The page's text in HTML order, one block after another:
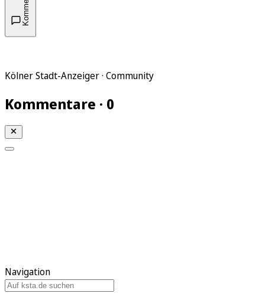
Kölner Stadt-Anzeiger · Community
Kommentare · 0
Navigation